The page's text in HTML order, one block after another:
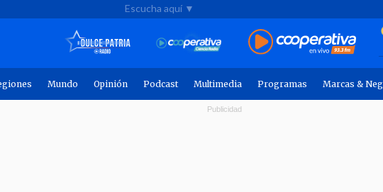
Escucha aquí ▼
Mundo Opinión Podcast Multimedia Programas Marcas &